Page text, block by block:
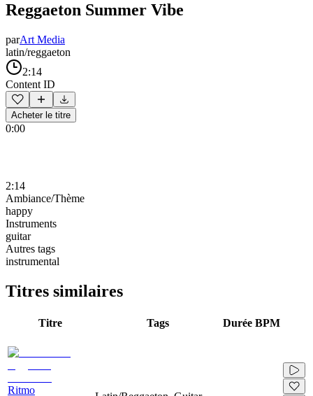
Reggaeton Summer Vibe
parArt Media
latin/reggaeton
2:14
Content ID
Acheter le titre
0:00
2:14
Ambiance/Thème
happy
Instruments
guitar
Autres tags
instrumental
Titres similaires
Titre Tags Durée BPM
Ritmo